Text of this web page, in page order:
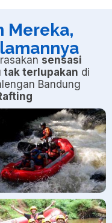
Mereka,
sensasi
tak terlupakan di
Bandung